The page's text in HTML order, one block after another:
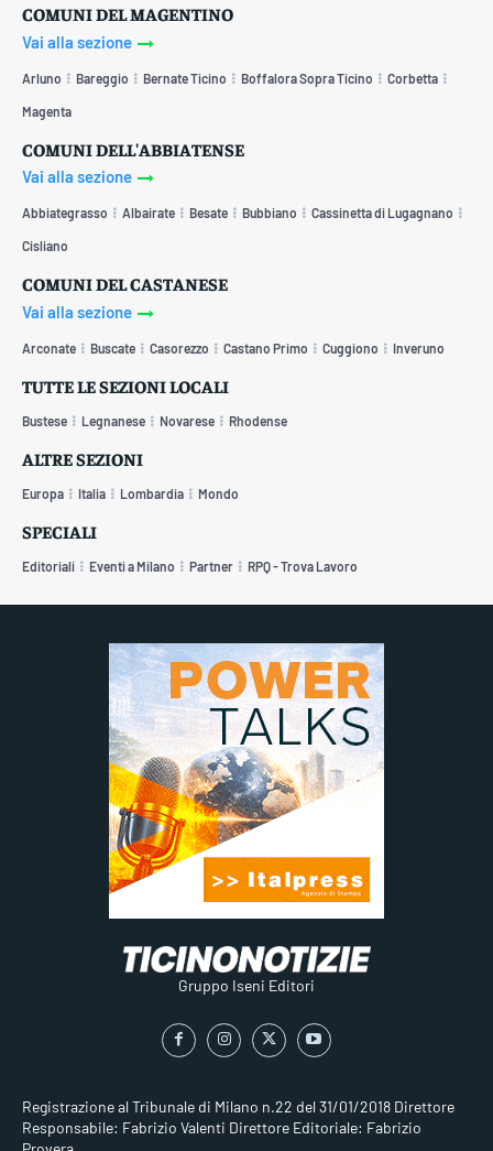
COMUNI DEL MAGENTINO
Vai alla sezione
Arluno Bareggio Bernate Ticino Boffalora Sopra Ticino Corbetta
Magenta
COMUNI DELL'ABBIATENSE
Vai alla sezione
Abbiategrasso Albairate Besate Bubbiano Cassinetta di Lugagnano
Cisliano
COMUNI DEL CASTANESE
Vai alla sezione
Arconate Buscate Casorezzo Castano Primo Cuggiono Inveruno
TUTTE LE SEZIONI LOCALI
Bustese Legnanese Novarese Rhodense
ALTRE SEZIONI
Europa Italia Lombardia Mondo
SPECIALI
Editoriali Eventi a Milano Partner RPQ - Trova Lavoro
Gruppo Iseni Editori
Registrazione al Tribunale di Milano n.22 del 31/01/2018 Direttore
Responsabile: Fabrizio Valenti Direttore Editoriale: Fabrizio